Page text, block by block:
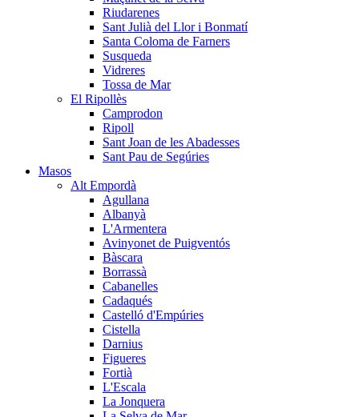
Riudarenes
Sant Julià del Llor i Bonmatí
Santa Coloma de Farners
Susqueda
Vidreres
Tossa de Mar
El Ripollès
Camprodon
Ripoll
Sant Joan de les Abadesses
Sant Pau de Segúries
Masos
Alt Empordà
Agullana
Albanyà
L'Armentera
Avinyonet de Puigventós
Bàscara
Borrassà
Cabanelles
Cadaqués
Castelló d'Empúries
Cistella
Darnius
Figueres
Fortià
L'Escala
La Jonquera